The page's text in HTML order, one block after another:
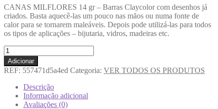
CANAS MILFLORES 14 gr – Barras Claycolor com desenhos já
criados. Basta aquecê-las um pouco nas mãos ou numa fonte de
calor para se tornarem maleáveis. Depois pode utilizá-las para todos
os tipos de aplicações – bijutaria, vidros, madeiras etc.
Adicionar
REF: 557471d5a4ed Categoria: VER TODOS OS PRODUTOS
Descrição
Informação adicional
Avaliações (0)